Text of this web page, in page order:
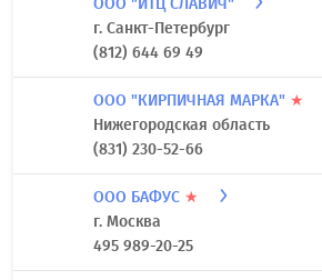
ООО "ИТЦ СЛАВИЧ"
г. Санкт-Петербург
(812) 644 69 49
ООО "КИРПИЧНАЯ МАРКА" ★
Нижегородская область
(831) 230-52-66
ООО БАФУС ★
г. Москва
495 989-20-25